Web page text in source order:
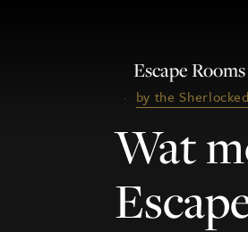
Escape Rooms
· by the
Wat